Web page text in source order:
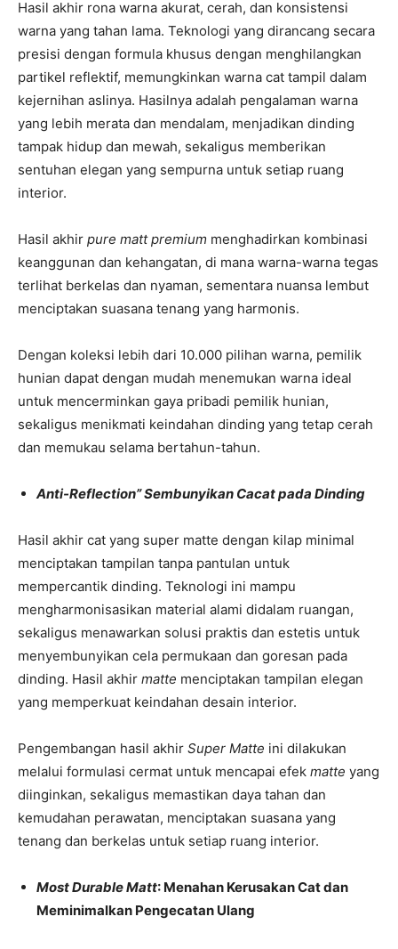
Hasil akhir rona warna akurat, cerah, dan konsistensi
warna yang tahan lama. Teknologi yang dirancang secara
presisi dengan formula khusus dengan menghilangkan
partikel reflektif, memungkinkan warna cat tampil dalam
kejernihan aslinya. Hasilnya adalah pengalaman warna
yang lebih merata dan mendalam, menjadikan dinding
tampak hidup dan mewah, sekaligus memberikan
sentuhan elegan yang sempurna untuk setiap ruang
interior.
Hasil akhir pure matt premium menghadirkan kombinasi
keanggunan dan kehangatan, di mana warna-warna tegas
terlihat berkelas dan nyaman, sementara nuansa lembut
menciptakan suasana tenang yang harmonis.
Dengan koleksi lebih dari 10.000 pilihan warna, pemilik
hunian dapat dengan mudah menemukan warna ideal
untuk mencerminkan gaya pribadi pemilik hunian,
sekaligus menikmati keindahan dinding yang tetap cerah
dan memukau selama bertahun-tahun.
Anti-Reflection” Sembunyikan Cacat pada Dinding
Hasil akhir cat yang super matte dengan kilap minimal
menciptakan tampilan tanpa pantulan untuk
mempercantik dinding. Teknologi ini mampu
mengharmonisasikan material alami didalam ruangan,
sekaligus menawarkan solusi praktis dan estetis untuk
menyembunyikan cela permukaan dan goresan pada
dinding. Hasil akhir matte menciptakan tampilan elegan
yang memperkuat keindahan desain interior.
Pengembangan hasil akhir Super Matte ini dilakukan
melalui formulasi cermat untuk mencapai efek matte yang
diinginkan, sekaligus memastikan daya tahan dan
kemudahan perawatan, menciptakan suasana yang
tenang dan berkelas untuk setiap ruang interior.
Most Durable Matt: Menahan Kerusakan Cat dan
Meminimalkan Pengecatan Ulang